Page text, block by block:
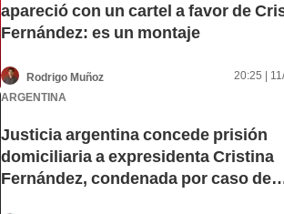
apareció con un cartel a favor de
Fernández: es un montaje
Rodrigo Muñoz
20:25 |
ARGENTINA
Justicia argentina concede prisión
domiciliaria a expresidenta Cristina
Fernández, condenada por caso de